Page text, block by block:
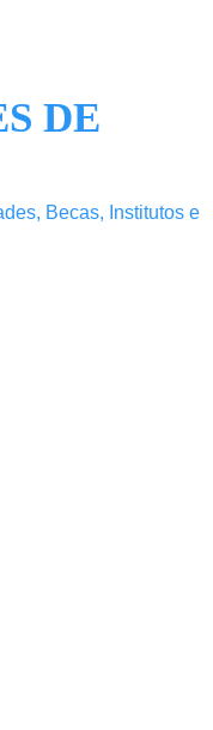
DE
Becas, Institutos e